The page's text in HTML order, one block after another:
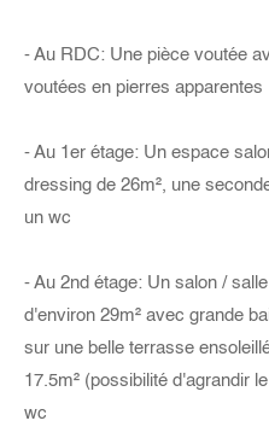
- Au RDC: Une pièce voutée
voutées en pierres apparentes
- Au 1er étage: Un espace
dressing de 26m², une
un wc
- Au 2nd étage: Un salon /
d'environ 29m² avec grande
sur une belle terrasse
17.5m² (possibilité d'agrandir
wc